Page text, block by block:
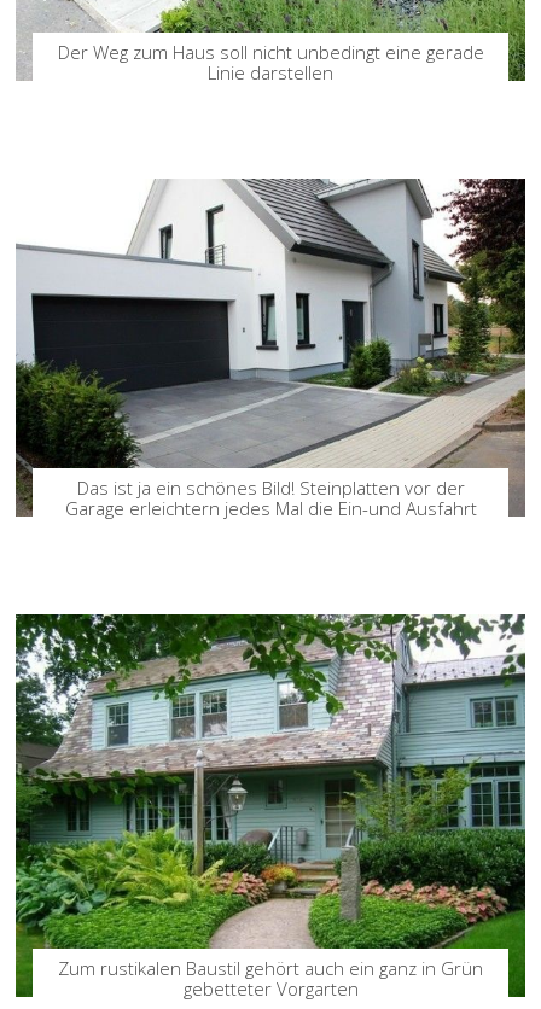
Der Weg zum Haus soll nicht unbedingt eine gerade
Linie darstellen
Das ist ja ein schönes Bild! Steinplatten vor der
Garage erleichtern jedes Mal die Ein-und Ausfahrt
Zum rustikalen Baustil gehört auch ein ganz in Grün
gebetteter Vorgarten